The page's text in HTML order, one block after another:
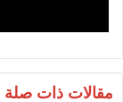
مقالات ذات صلة